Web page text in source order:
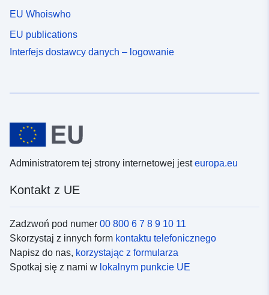
EU Whoiswho
EU publications
Interfejs dostawcy danych – logowanie
Administratorem tej strony internetowej jesteuropa.eu
Kontakt z UE
Zadzwoń pod numer 00 800 6 7 8 9 10 11
Skorzystaj z innych form kontaktu telefonicznego
Napisz do nas, korzystając z formularza
Spotkaj się z nami w lokalnym punkcie UE